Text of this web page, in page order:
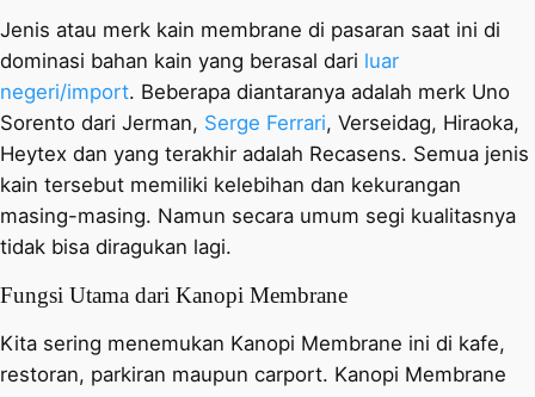
Jenis atau merk kain membrane di pasaran saat ini di
dominasi bahan kain yang berasal dari luar
negeri/import. Beberapa diantaranya adalah merk Uno
Sorento dari Jerman, Serge Ferrari, Verseidag, Hiraoka,
Heytex dan yang terakhir adalah Recasens. Semua jenis
kain tersebut memiliki kelebihan dan kekurangan
masing-masing. Namun secara umum segi kualitasnya
tidak bisa diragukan lagi.
Fungsi Utama dari Kanopi Membrane
Kita sering menemukan Kanopi Membrane ini di kafe,
restoran, parkiran maupun carport. Kanopi Membrane